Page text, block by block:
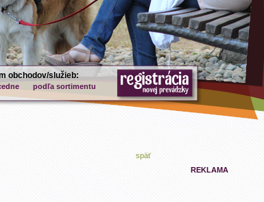
obchodov/služieb:
podľa sortimentu
späť
REKLAMA